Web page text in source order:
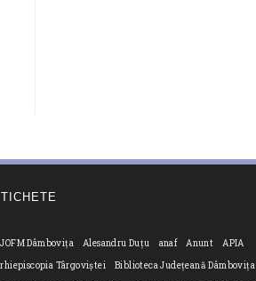
Dâmbovița Alesandru Duțu anaf Anunt
APIA
Târgoviștei
Biblioteca Județeană Dâmbovița